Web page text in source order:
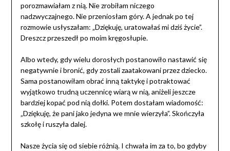
porozmawiałam z nią. Nie zrobiłam niczego
nadzwyczajnego. Nie przeniosłam góry. A jednak po tej
rozmowie usłyszałam: „Dziękuję, uratowałaś mi dziś życie”.
Dreszcz przeszedł po moim kręgosłupie.
Albo wtedy, gdy wielu dorosłych postanowiło nastawić się
negatywnie i bronić, gdy zostali zaatakowani przez dziecko.
Sama postanowiłam obrać inną taktykę i potraktować
wyjątkowo trudną uczennicę wiarą w nią, aniżeli jeszcze
bardziej kopać pod nią dołki. Potem dostałam wiadomość:
„Dziękuję, że pani jako jedyna we mnie wierzyła”. Skończyła
szkołę i ruszyła dalej.
Nasze życia się od siebie różnią. I chwała im za to, bo gdyby